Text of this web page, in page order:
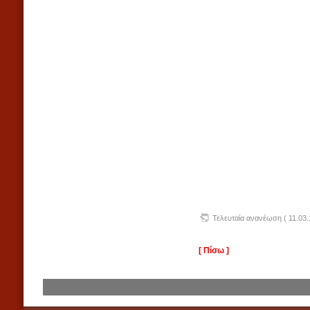
Τελευταία ανανέωση (
[ Πίσω ]